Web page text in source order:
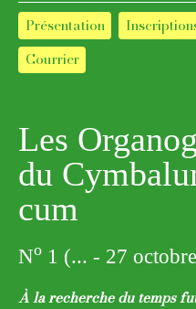
Présentation
Courrier
Les
du
cum
No 1 (... - 27
À la recherche du temps